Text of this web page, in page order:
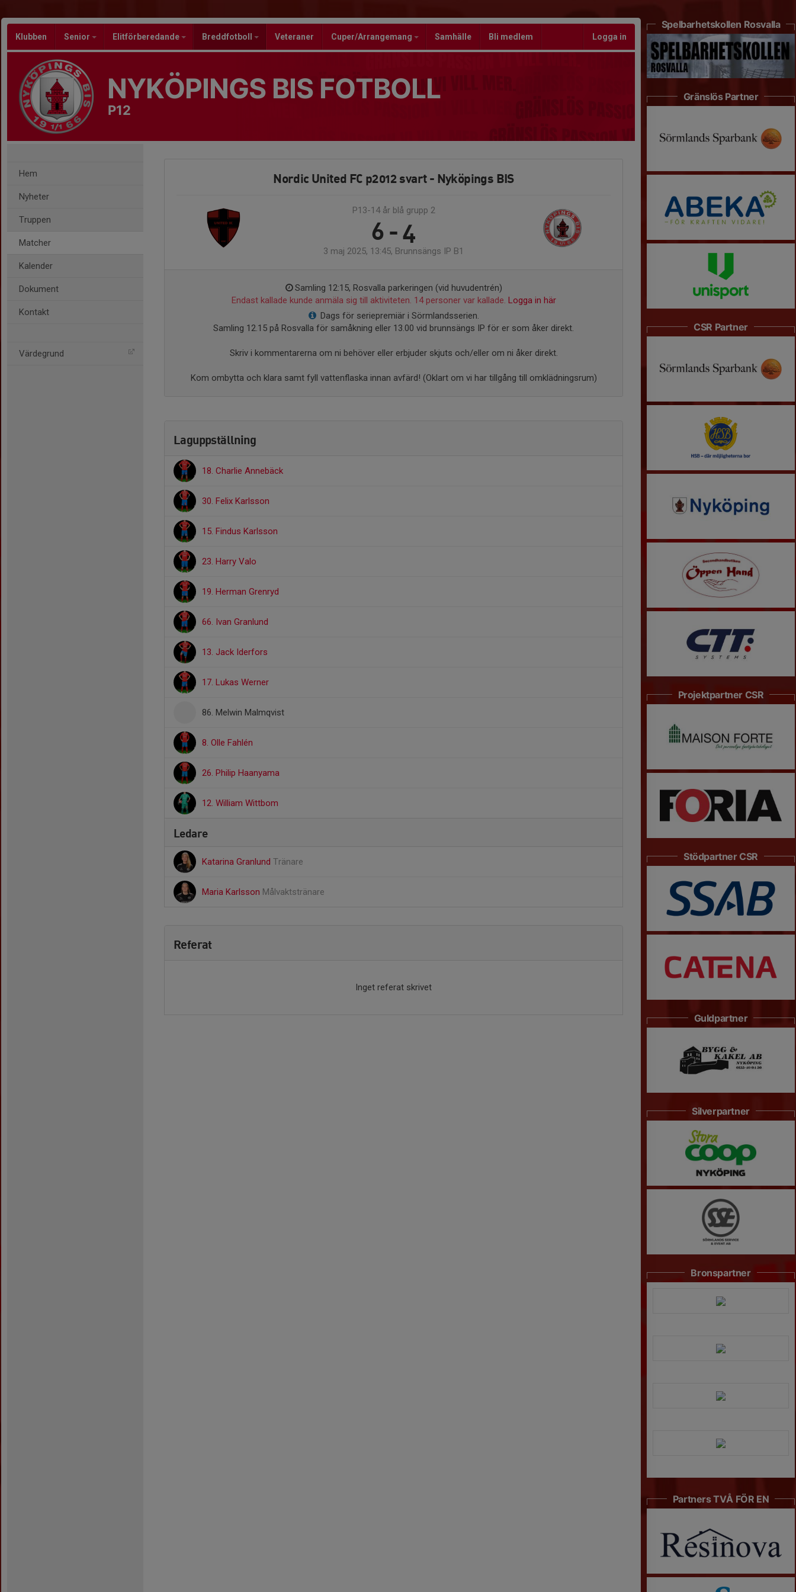
Klubben Senior Elitförberedande Breddfotboll Veteraner Cuper/Arrangemang Samhälle Bli medlem Logga in
NYKÖPINGS BIS FOTBOLL
P12
Hem
Nyheter
Truppen
Matcher
Kalender
Dokument
Kontakt
Värdegrund
Nordic United FC p2012 svart - Nyköpings BIS
P13-14 år blå grupp 2
6 - 4
3 maj 2025, 13:45, Brunnsängs IP B1
Samling 12:15, Rosvalla parkeringen (vid huvudentrén)
Endast kallade kunde anmäla sig till aktiviteten. 14 personer var kallade. Logga in här
Dags för seriepremiär i Sörmlandsserien.
Samling 12.15 på Rosvalla för samåkning eller 13.00 vid brunnsängs IP för er som åker direkt.
Skriv i kommentarerna om ni behöver eller erbjuder skjuts och/eller om ni åker direkt.
Kom ombytta och klara samt fyll vattenflaska innan avfärd! (Oklart om vi har tillgång till omklädningsrum)
Laguppställning
18. Charlie Annebäck
30. Felix Karlsson
15. Findus Karlsson
23. Harry Valo
19. Herman Grenryd
66. Ivan Granlund
13. Jack Iderfors
17. Lukas Werner
86. Melwin Malmqvist
8. Olle Fahlén
26. Philip Haanyama
12. William Wittbom
Ledare
Katarina Granlund Tränare
Maria Karlsson Målvaktstränare
Referat
Inget referat skrivet
Spelbarhetskollen Rosvalla
Gränslös Partner
CSR Partner
Projektpartner CSR
Stödpartner CSR
Guldpartner
Silverpartner
Bronspartner
Partners TVÅ FÖR EN